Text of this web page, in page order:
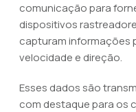
comunicação para
dispositivos
capturam informações
velocidade e direção.
Esses dados são
com destaque para os